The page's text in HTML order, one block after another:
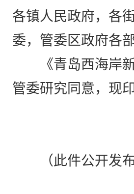
各镇人民政府，各
委，管委区政府各
《青岛西海岸
管委研究同意，现
（此件公开发布